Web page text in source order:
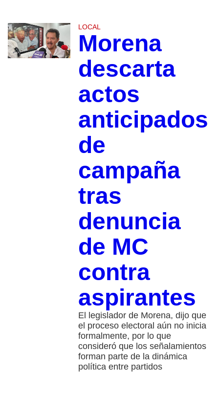
LOCAL
Morena
descarta
actos
anticipados
de
campaña
tras
denuncia
de MC
contra
aspirantes
El legislador de Morena, dijo que
el proceso electoral aún no inicia
formalmente, por lo que
consideró que los señalamientos
forman parte de la dinámica
política entre partidos